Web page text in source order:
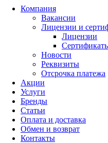
Компания
Вакансии
Лицензии и
Лицензии
Новости
Реквизиты
Отсрочка платежа
Акции
Услуги
Бренды
Статьи
Оплата и доставка
Обмен и возврат
Контакты